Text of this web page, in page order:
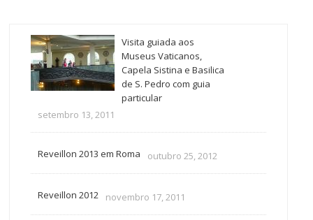
Visita guiada aos
Museus Vaticanos,
Capela Sistina e Basilica
de S. Pedro com guia
particular
setembro 13, 2011
Reveillon 2013 em Roma outubro 25, 2012
Reveillon 2012 novembro 17, 2011